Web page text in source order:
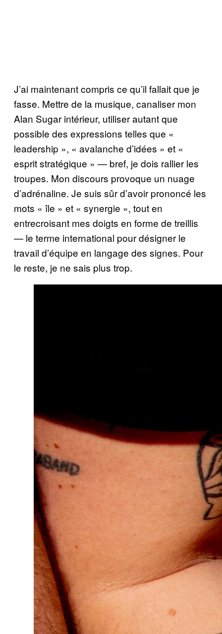
J’ai maintenant compris ce qu’il fallait que je
fasse. Mettre de la musique, canaliser mon
Alan Sugar intérieur, utiliser autant que
possible des expressions telles que «
leadership », « avalanche d’idées » et «
esprit stratégique » — bref, je dois rallier les
troupes. Mon discours provoque un nuage
d’adrénaline. Je suis sûr d’avoir prononcé les
mots « île » et « synergie », tout en
entrecroisant mes doigts en forme de treillis
— le terme international pour désigner le
travail d’équipe en langage des signes. Pour
le reste, je ne sais plus trop.